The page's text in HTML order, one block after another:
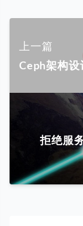
上一篇
Ceph架构设
拒绝服